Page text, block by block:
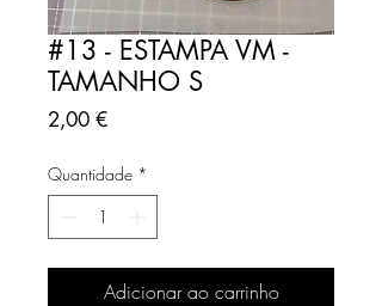
#13 - ESTAMPA VM -
TAMANHO S
2,00 €Preço
Quantidade *
Adicionar ao carrinho